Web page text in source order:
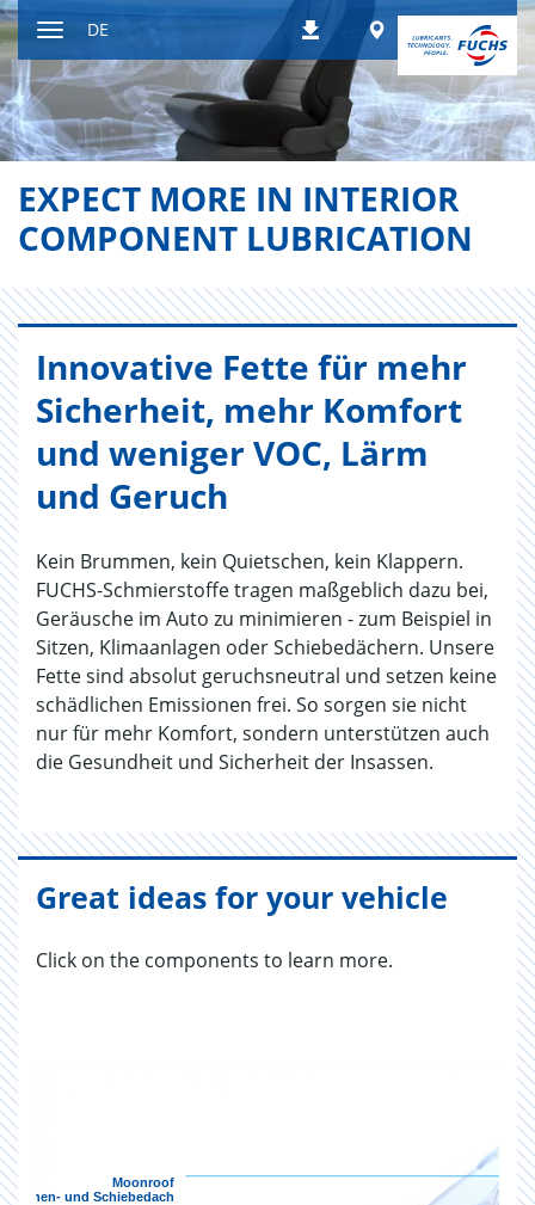
Zum
Inhalt
ein-
bzw.
ausblenden
DownloadsWorldwide
DE
EXPECT MORE IN INTERIOR
COMPONENT LUBRICATION
In­no­va­ti­ve Fette für mehr
Si­cher­heit, mehr Kom­fort
und we­ni­ger VOC, Lärm
und Ge­ruch
Kein Brummen, kein Quietschen, kein Klappern.
FUCHS-Schmierstoffe tragen maßgeblich dazu bei,
Geräusche im Auto zu minimieren - zum Beispiel in
Sitzen, Klimaanlagen oder Schiebedächern. Unsere
Fette sind absolut geruchsneutral und setzen keine
schädlichen Emissionen frei. So sorgen sie nicht
nur für mehr Komfort, sondern unterstützen auch
die Gesundheit und Sicherheit der Insassen.
Great ideas for your vehicle
Click on the components to learn more.
Moonroof
Sonnen- und Schiebedach